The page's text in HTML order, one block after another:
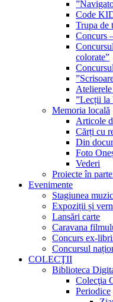
Code
Trupa de
Concurs
colorate”
Atelierele
”Lecții la
Memoria locală
Articole
Cărți cu
Din
Foto
Vederi
Proiecte în
Evenimente
Stagiunea
Expoziții și
Lansări carte
Caravana
Concurs ex-
Concursul
COLECŢII
Biblioteca
Colecţia
Periodice